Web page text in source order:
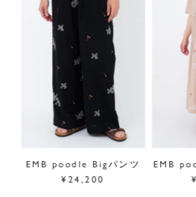
さりげない凹凸のあるコットンドビー
軽やかで快適な着心地です。
■"poodle"シリーズはこちら
サイズ／FREE
前着丈80cm、後ろ着丈83cm、身幅
丈31cm、前裾幅68cm、後ろ裾幅74cm
素材／綿100％
原産国／中国製
商品番号
05GM083029
EMB poodle Bigパンツ
¥24,200
EMB